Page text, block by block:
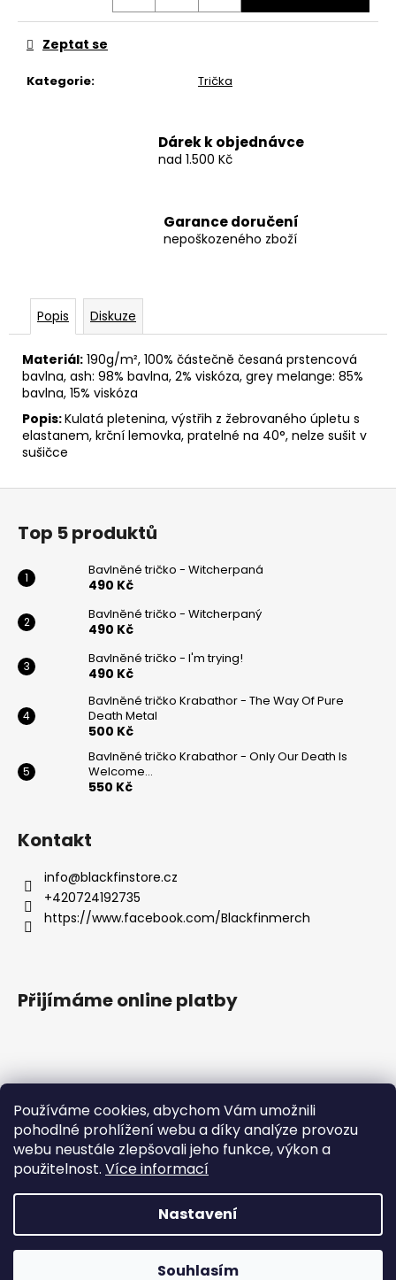
Používáme cookies, abychom Vám umožnili
pohodlné prohlížení webu a díky analýze provozu
webu neustále zlepšovali jeho funkce, výkon a
použitelnost. Více informací
Nastavení
Souhlasím
Milí zákazníci, velice Vás prosíme, abyste objednávky, které
chcete doručit po ČR, platili pouze v českých korunách. Při
platbě v eurech tato úhrada způsobuje chybu a nelze
vygenerovat štítek pro přepravní společnost. Moc Vám
Kategorie: Trička
Zeptat se
Dárek k objednávce
nad 1.500 Kč
Garance doručení
nepoškozeného zboží
Popis Diskuze
Materiál: 190g/m², 100% částečně česaná prstencová
bavlna, ash: 98% bavlna, 2% viskóza, grey melange: 85%
bavlna, 15% viskóza
Popis:Kulatá pletenina, výstřih z žebrovaného úpletu s
elastanem, krční lemovka, pratelné na 40°, nelze sušit v
sušičce
Z
Top 5 produktů
Bavlněné tričko - Witcherpaná
490 Kč
Bavlněné tričko - Witcherpaný
490 Kč
Bavlněné tričko - I'm trying!
490 Kč
Bavlněné tričko Krabathor - The Way Of Pure
Death Metal
500 Kč
Bavlněné tričko Krabathor - Only Our Death Is
Welcome...
550 Kč
Kontakt
info@blackfinstore.cz
+420724192735
https://www.facebook.com/Blackfinmerch
Přijímáme online platby
Základní zásady ochrany osobních údajů |
Všeobecné obchodní podmínky |
Správná péče o potisk |
Copyright 2026Blackfin Merchandise. Všechna práva
vyhrazena.